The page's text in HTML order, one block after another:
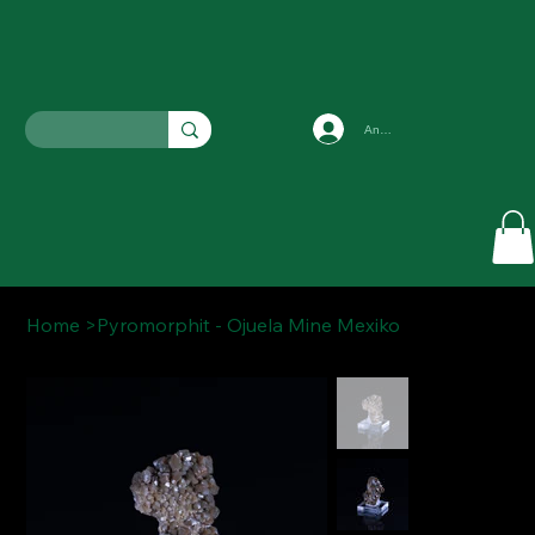
Anmelden
Home > Pyromorphit - Ojuela Mine Mexiko